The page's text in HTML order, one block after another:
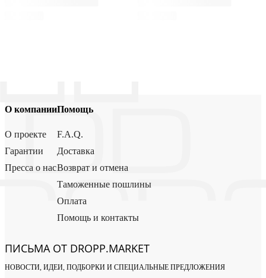
О компании
О проекте
Гарантии
Пресса о нас
Помощь
F.A.Q.
Доставка
Возврат и отмена
Таможенные пошлины
Оплата
Помощь и контакты
ПИСЬМА ОТ DROPP.MARKET
НОВОСТИ, ИДЕИ, ПОДБОРКИ И СПЕЦИАЛЬНЫЕ ПРЕДЛОЖЕНИЯ